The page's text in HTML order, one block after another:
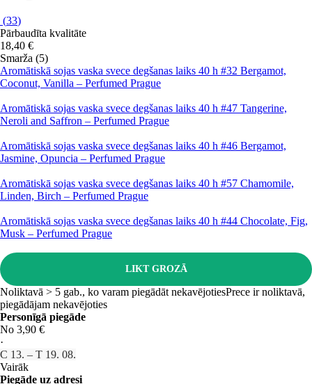
(33)
Pārbaudīta kvalitāte
18,40 €
Smarža (5)
Aromātiskā sojas vaska svece degšanas laiks 40 h #32 Bergamot,
Coconut, Vanilla – Perfumed Prague
Aromātiskā sojas vaska svece degšanas laiks 40 h #47 Tangerine,
Neroli and Saffron – Perfumed Prague
Aromātiskā sojas vaska svece degšanas laiks 40 h #46 Bergamot,
Jasmine, Opuncia – Perfumed Prague
Aromātiskā sojas vaska svece degšanas laiks 40 h #57 Chamomile,
Linden, Birch – Perfumed Prague
Aromātiskā sojas vaska svece degšanas laiks 40 h #44 Chocolate, Fig,
Musk – Perfumed Prague
LIKT GROZĀ
Noliktavā > 5 gab., ko varam piegādāt nekavējotiesPrece ir noliktavā,
piegādājam nekavējoties
Personīgā piegāde
No 3,90 €
·
C 13. – T 19. 08.
Vairāk
Piegāde uz adresi